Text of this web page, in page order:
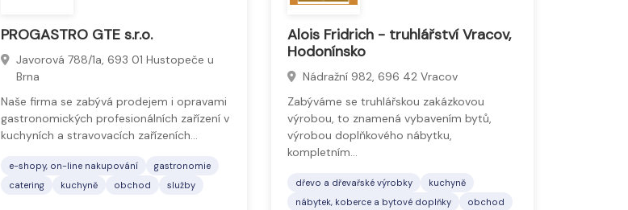
PROGASTRO GTE s.r.o.
Javorová 788/1a, 693 01 Hustopeče u
Brna
Naše firma se zabývá prodejem i opravami
gastronomických profesionálních zařízení v
kuchyních a stravovacích zařízeních…
e-shopy, on-line nakupování
gastronomie
catering
kuchyně obchod služby
Alois Fridrich - truhlářství Vracov,
Hodonínsko
Nádražní 982, 696 42 Vracov
Zabýváme se truhlářskou zakázkovou
výrobou, to znamená vybavením bytů,
výrobou doplňkového nábytku,
kompletním…
dřevo a dřevařské výrobky
kuchyně
nábytek, koberce a bytové doplňky
obchod